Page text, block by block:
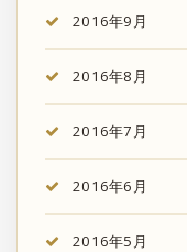
2016年9月
2016年8月
2016年7月
2016年6月
2016年5月